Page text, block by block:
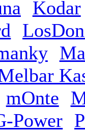
Kodar
mOnte
Power